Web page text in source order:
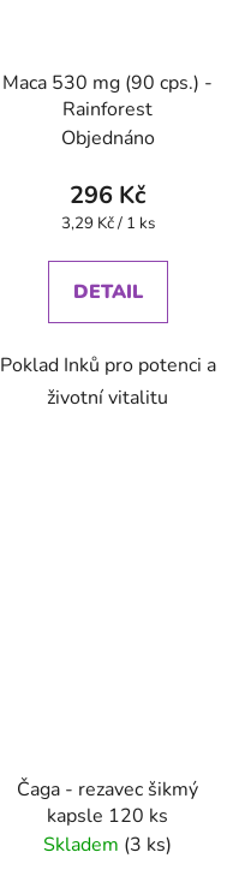
Maca 530 mg (90 cps.) -
Rainforest
Objednáno
296 Kč
Měrná
3,29 Kč / 1 ks
DETAIL
Poklad Inků pro potenci a
životní vitalitu
Čaga - rezavec šikmý
kapsle 120 ks
Skladem (3 ks)